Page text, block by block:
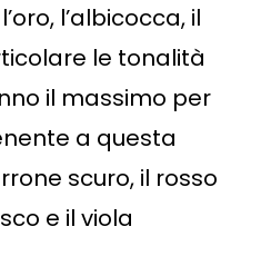
l’albicocca, il
le tonalità
il massimo per
a questa
scuro, il rosso
e il viola